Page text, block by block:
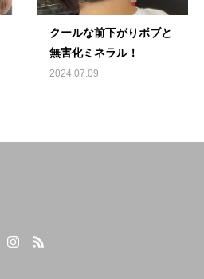
クールな前下がりボブと
無害化ミネラル！
2024.07.09